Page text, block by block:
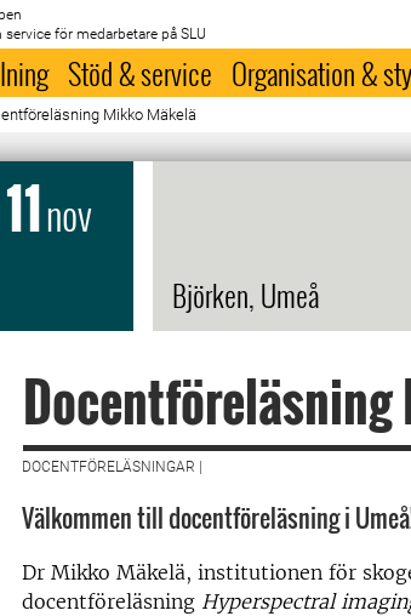
för medarbetare på SLU
Stöd & service Organisation &
Mikko Mäkelä
11nov
Björken, Umeå
Docentföreläsning
DOCENTFÖRELÄSNINGAR |
Välkommen till docentföreläsning i
Dr Mikko Mäkelä, institutionen för
docentföreläsning Hyperspectral